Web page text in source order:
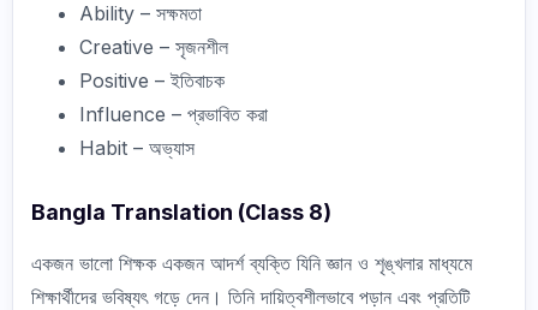
Ability – সক্ষমতা
Creative – সৃজনশীল
Positive – ইতিবাচক
Influence – প্রভাবিত করা
Habit – অভ্যাস
Bangla Translation (Class 8)
একজন ভালো শিক্ষক একজন আদর্শ ব্যক্তি যিনি জ্ঞান ও শৃঙ্খলার মাধ্যমে
শিক্ষার্থীদের ভবিষ্যৎ গড়ে দেন। তিনি দায়িত্বশীলভাবে পড়ান এবং প্রতিটি